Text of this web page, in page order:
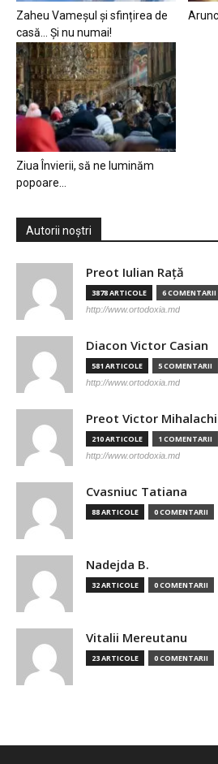
Zaheu Vameșul și sfințirea de
casă… Și nu numai!
Ziua Învierii, să ne luminăm
popoare…
Autorii noștri
Preot Iulian Raţă
3878 ARTICOLE 6 COMENTARII
http://www.ortodoxia.md
Diacon Victor Casian
581 ARTICOLE 5 COMENTARII
http://www.ortodoxia.md
Preot Victor Mihalachi
210 ARTICOLE 1 COMENTARII
http://www.ortodoxia.md
Cvasniuc Tatiana
88 ARTICOLE 0 COMENTARII
Nadejda B.
32 ARTICOLE 0 COMENTARII
Vitalii Mereutanu
23 ARTICOLE 0 COMENTARII